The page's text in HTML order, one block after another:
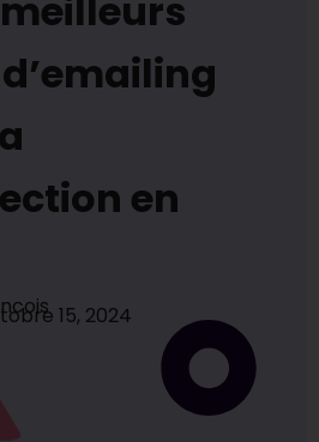
meilleurs
en
15, 2024